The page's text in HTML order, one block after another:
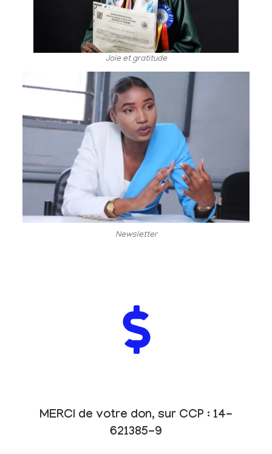
Joie et gratitude
Newsletter
MERCI de votre don, sur CCP : 14-
621385-9